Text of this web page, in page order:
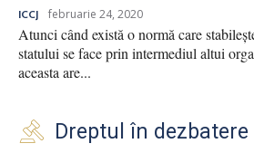
ICCJ februarie 24, 2020
Atunci când există o normă care
statului se face prin intermediul altui
aceasta are...
Dreptul în dezbatere